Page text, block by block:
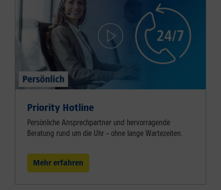
Priority Hotline
Persönliche Ansprechpartner und hervorragende
Beratung rund um die Uhr – ohne lange Wartezeiten.
Mehr erfahren